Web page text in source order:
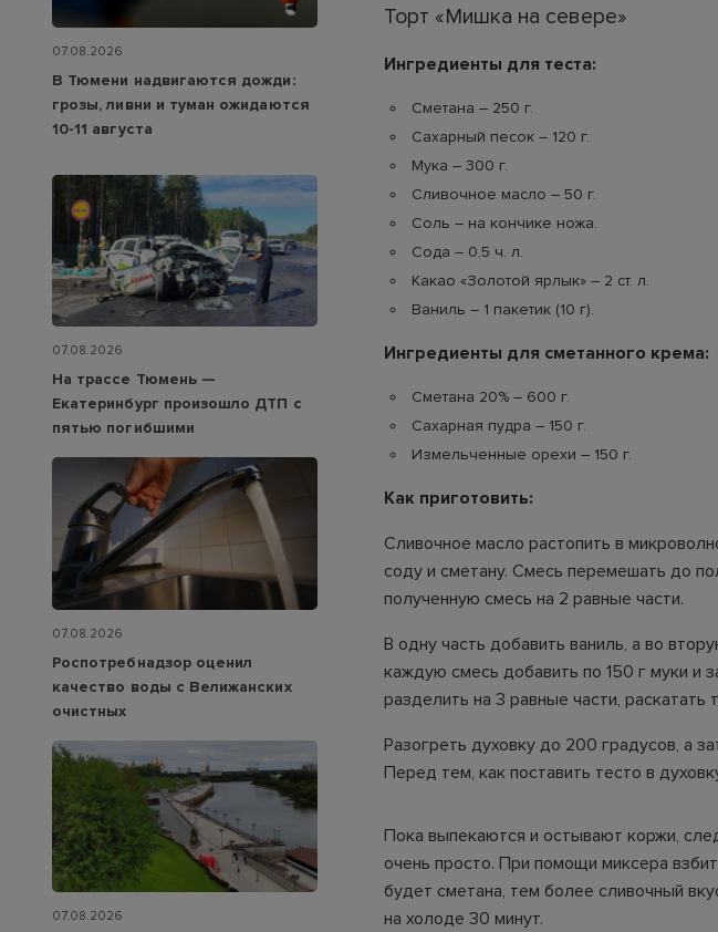
Торт «Мишка на севере»
Ингредиенты для теста:
Сметана – 250 г.
Сахарный песок – 120 г.
Мука – 300 г.
Сливочное масло – 50 г.
Соль – на кончике ножа.
Сода – 0,5 ч. л.
Какао «Золотой ярлык» – 2 ст. л.
Ваниль – 1 пакетик (10 г).
Ингредиенты для сметанного крема:
Сметана 20% – 600 г.
Сахарная пудра – 150 г.
Измельченные орехи – 150 г.
Как приготовить:
Сливочное масло растопить в
соду и сметану. Смесь перемешать до
полученную смесь на 2 равные части.
В одну часть добавить ваниль, а во
каждую смесь добавить по 150 г муки и
разделить на 3 равные части, раскатать
Разогреть духовку до 200 градусов, а
Перед тем, как поставить тесто в
Пока выпекаются и остывают коржи,
очень просто. При помощи миксера
будет сметана, тем более сливочный
на холоде 30 минут.
07.08.2026
В Тюмени надвигаются дожди:
грозы, ливни и туман ожидаются
10-11 августа
07.08.2026
На трассе Тюмень —
Екатеринбург произошло ДТП с
пятью погибшими
07.08.2026
Роспотребнадзор оценил
качество воды с Велижанских
очистных
07.08.2026